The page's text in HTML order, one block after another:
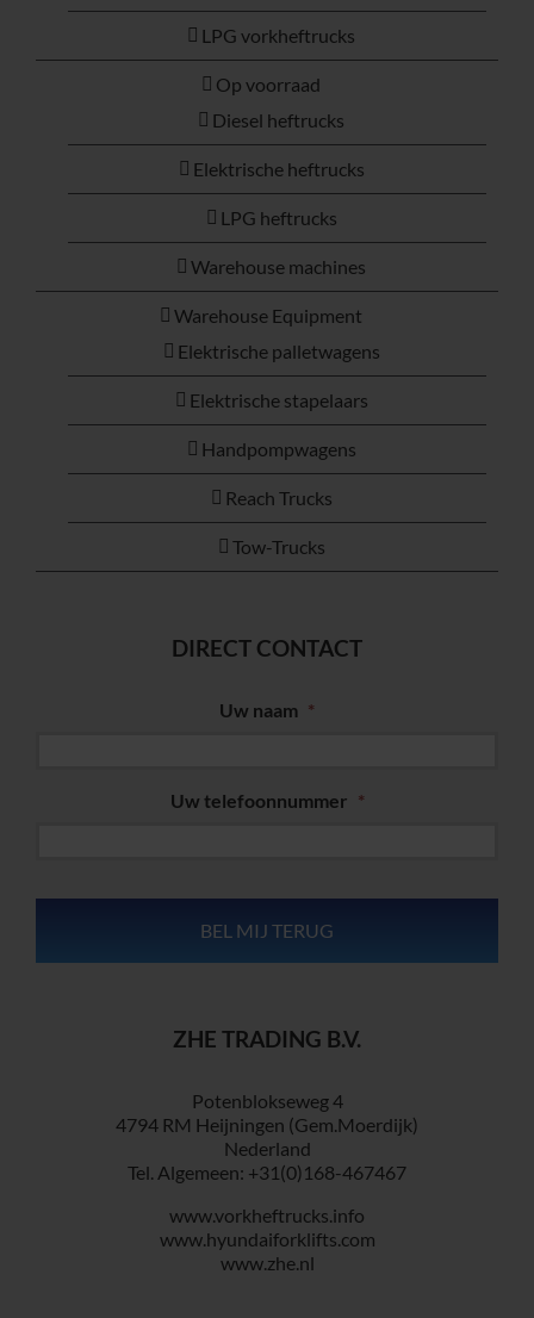
LPG vorkheftrucks
Op voorraad
Diesel heftrucks
Elektrische heftrucks
LPG heftrucks
Warehouse machines
Warehouse Equipment
Elektrische palletwagens
Elektrische stapelaars
Handpompwagens
Reach Trucks
Tow-Trucks
DIRECT CONTACT
Uw naam *
Uw telefoonnummer *
ZHE TRADING B.V.
Potenblokseweg 4
4794 RM Heijningen (Gem.Moerdijk)
Nederland
Tel. Algemeen: +31(0)168-467467
www.vorkheftrucks.info
www.hyundaiforklifts.com
www.zhe.nl